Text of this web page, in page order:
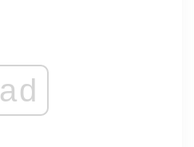
ad